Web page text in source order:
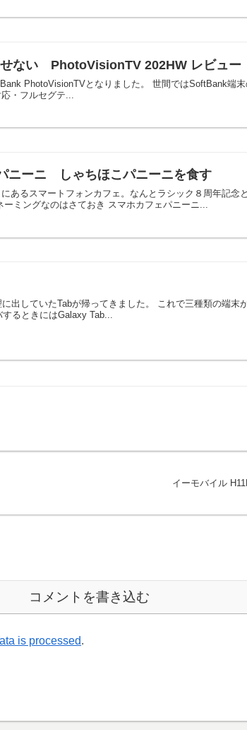
ない PhotoVisionTV 202HW レビュー
PhotoVisionTVとなりました。 世間ではSoftBank端
・フルセグテ...
ニーニ しゃちほこパニーニを食す
あるスマートフォンカフェ。なんとラシック８周年記
ーミングなのはさておき スマホカフェパニーニ...
出していたTabが帰ってきました。 これで三種類の端
るときにはGalaxy Tab...
イーモバイル
コメントを書き込む
is processed.